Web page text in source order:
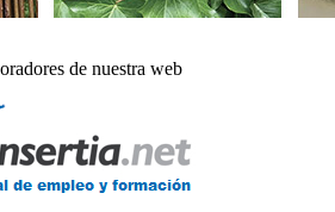
de nuestra web